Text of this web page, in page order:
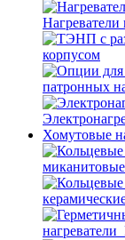
Нагреватели
корпусом
патронных
Хомутовые
миканитовые